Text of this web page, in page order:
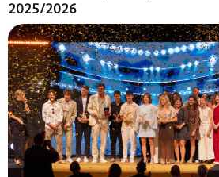
2025/2026